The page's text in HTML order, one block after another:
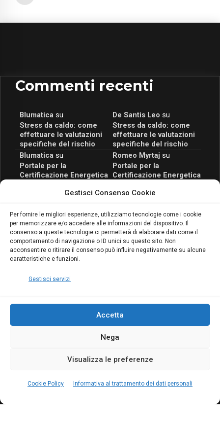
Gestisci Consenso Cookie
Per fornire le migliori esperienze, utilizziamo tecnologie come i cookie
per memorizzare e/o accedere alle informazioni del dispositivo. Il
consenso a queste tecnologie ci permetterà di elaborare dati come il
comportamento di navigazione o ID unici su questo sito. Non
acconsentire o ritirare il consenso può influire negativamente su alcune
caratteristiche e funzioni.
Gestisci servizi
Accetta
Nega
Visualizza le preferenze
Cookie Policy Informativa al trattamento dei dati personali
Commenti recenti
Blumaticasu
Stress da caldo: come
effettuare le valutazioni
specifiche del rischio
De Santis Leo su
Stress da caldo: come
effettuare le valutazioni
specifiche del rischio
Blumaticasu
Portale per la
Certificazione Energetica
scopri il Corso Blumatica
Romeo Myrtaj su
Portale per la
Certificazione Energetica
scopri il Corso Blumatica
Blumaticasu
Coordinatore della
Sicurezza: cosa è
richiesto per abilitazione
e aggiornamento
Copyright Blumatica
MENU